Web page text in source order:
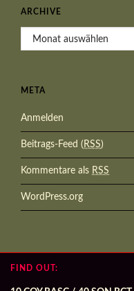
ARCHIVE
Archive
META
Anmelden
Beitrags-Feed ( RSS)
Kommentare als RSS
WordPress.org
FIND OUT: